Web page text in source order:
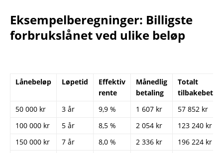
Eksempelberegninger: Billigste
forbrukslånet ved ulike beløp
Lånebeløp Løpetid
Effektiv
rente
Månedlig
betaling
Totalt
tilbakebetalt
50 000 kr
3 år 9,9 % 1 607 kr
57 852 kr
100 000 kr
5 år 8,5 % 2 054 kr
123 240 kr
150 000 kr
7 år 8,0 % 2 336 kr
196 224 kr